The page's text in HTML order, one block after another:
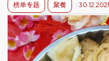
榜单专题 聚餐 30.12.2021